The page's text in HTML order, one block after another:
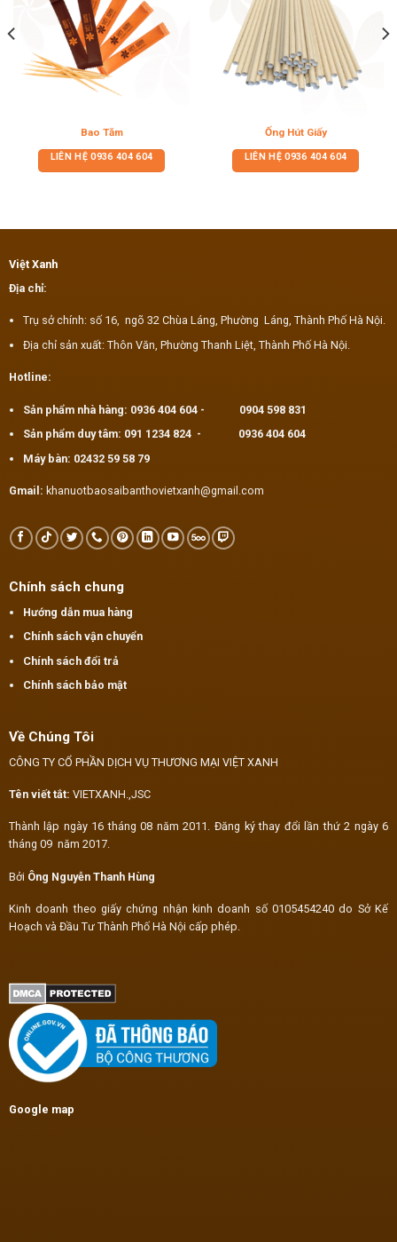
Bao Tăm
LIÊN HỆ0936 404 604
Ống Hút Giấy
LIÊN HỆ0936 404 604
Việt Xanh
Địa chỉ:
Trụ sở chính: số 16, ngõ 32 Chùa Láng, Phường Láng, Thành Phố Hà Nội.
Địa chỉ sản xuất: Thôn Văn, Phường Thanh Liệt, Thành Phố Hà Nội.
Hotline:
Sản phẩm nhà hàng: 0936 404 604- 0904 598 831
Sản phẩm duy tâm: 091 1234 824 -
0936 404 604
Máy bàn: 02432 59 58 79
Gmail: khanuotbaosaibanthovietxanh@gmail.com
Chính sách chung
Hướng dẫn mua hàng
Chính sách vận chuyển
Chính sách đổi trả
Chính sách bảo mật
Về Chúng Tôi
CÔNG TY CỔ PHẦN DỊCH VỤ THƯƠNG MẠI VIỆT XANH
Tên viết tắt: VIETXANH.,JSC
Thành lập ngày 16 tháng 08 năm 2011. Đăng ký thay đổi lần thứ 2 ngày 6
tháng 09 năm 2017.
Bởi Ông Nguyễn Thanh Hùng
Kinh doanh theo giấy chứng nhận kinh doanh số 0105454240 do Sở Kế
Hoạch và Đầu Tư Thành Phố Hà Nội cấp phép.
Google map